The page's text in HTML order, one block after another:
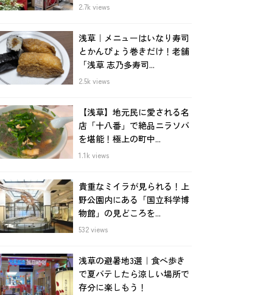
2.7k views
浅草｜メニューはいなり寿司
とかんぴょう巻きだけ！老舗
「浅草 志乃多寿司...
2.5k views
【浅草】地元民に愛される名
店「十八番」で絶品ニラソバ
を堪能！極上の町中...
1.1k views
貴重なミイラが見られる！上
野公園内にある「国立科学博
物館」の見どころを...
532 views
浅草の避暑地3選｜食べ歩き
で夏バテしたら涼しい場所で
存分に楽しもう！